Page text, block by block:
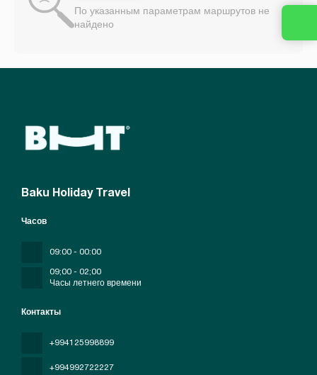
По указанным параметрам маршрутов не
найдено
Baku Holiday Travel
Контакты
+994125998899
+994992722227
Часов
09:00 - 00:00
09;00 - 02;00
Часы летнего времени